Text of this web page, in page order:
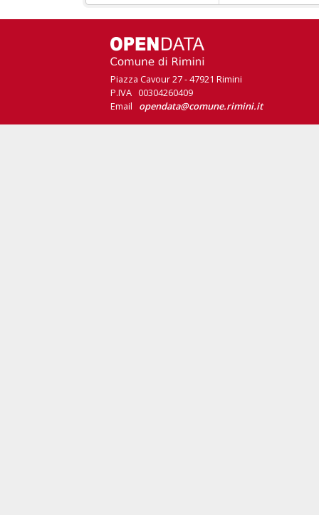
Piazza Cavour 27 - 47921 Rimini
P.IVA 00304260409
Email opendata@comune.rimini.it